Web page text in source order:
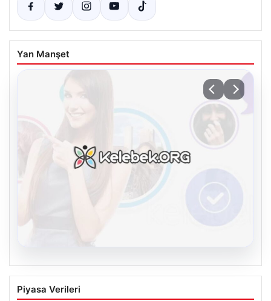
Yan Manşet
Kelebek sohbet platformu İle Sanal
İletişimin Seviyeli Adresi Ve Chat
Piyasa Verileri